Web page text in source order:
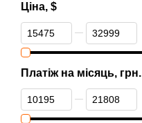
Ціна, $
Від Ціна, $
До Ціна, $
Платіж на місяць, грн.
Від Платіж на місяць, грн.
До Платіж на місяць, грн.